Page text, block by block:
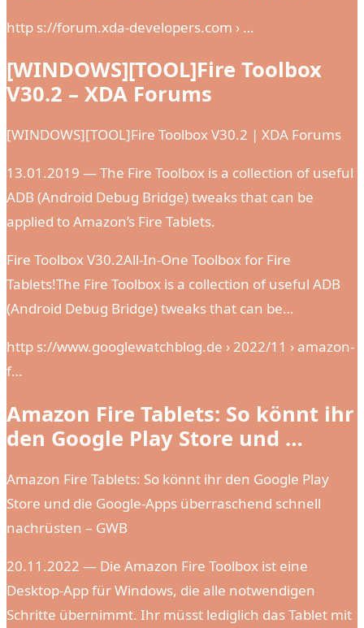
http s://forum.xda-developers.com › …
[WINDOWS][TOOL]Fire Toolbox
V30.2 – XDA Forums
[WINDOWS][TOOL]Fire Toolbox V30.2 | XDA Forums
13.01.2019 — The Fire Toolbox is a collection of useful
ADB (Android Debug Bridge) tweaks that can be
applied to Amazon’s Fire Tablets.
Fire Toolbox V30.2All-In-One Toolbox for Fire
Tablets!The Fire Toolbox is a collection of useful ADB
(Android Debug Bridge) tweaks that can be…
http s://www.googlewatchblog.de › 2022/11 › amazon-
f…
Amazon Fire Tablets: So könnt ihr
den Google Play Store und …
Amazon Fire Tablets: So könnt ihr den Google Play
Store und die Google-Apps überraschend schnell
nachrüsten – GWB
20.11.2022 — Die Amazon Fire Toolbox ist eine
Desktop-App für Windows, die alle notwendigen
Schritte übernimmt. Ihr müsst lediglich das Tablet mit